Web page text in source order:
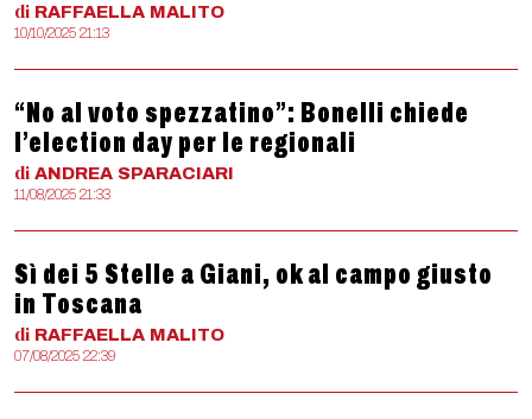
di RAFFAELLA MALITO
10/10/2025 21:13
“No al voto spezzatino”: Bonelli chiede
l’election day per le regionali
di ANDREA SPARACIARI
11/08/2025 21:33
Sì dei 5 Stelle a Giani, ok al campo giusto
in Toscana
di RAFFAELLA MALITO
07/08/2025 22:39